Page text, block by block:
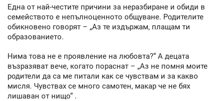
Една от най-честите причини за неразбиране и обиди в
семейството е непълноценното общуване. Родителите
обикновено говорят – „Аз те издържам, плащам ти
образованието.
Нима това не е проявление на любовта?“ А децата
възразяват вече, когато пораснат – „Аз не помня моите
родители да са ме питали как се чувствам и за какво
мисля. Чувствах се много самотен, макар че не бях
лишаван от нищо“ .